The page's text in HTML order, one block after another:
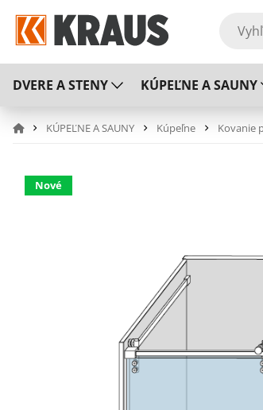
DVERE A STENY KÚPEĽNE A SAUNY
KÚPEĽNE A SAUNY Kúpeľne Kovanie
Nové